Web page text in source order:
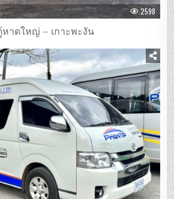
2598
หาดใหญ่ – เกาะพะงัน